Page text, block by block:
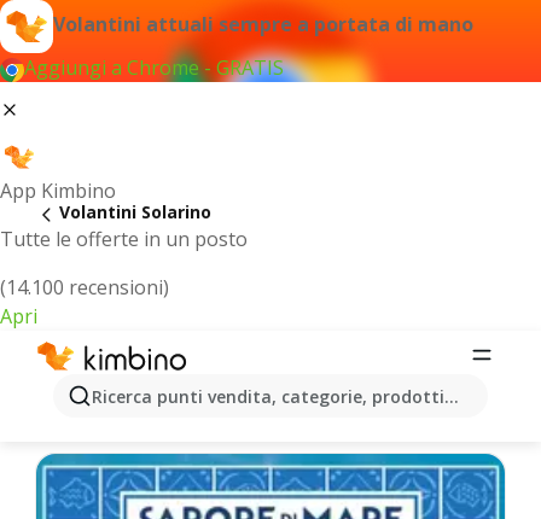
Volantini attuali sempre a portata di mano
Aggiungi a Chrome - GRATIS
App Kimbino
Tutte le offerte in un posto
(14.100 recensioni)
Apri
Ricerca punti vendita, categorie, prodotti...
Volantini Solarino
Solarino - Volantini più recenti